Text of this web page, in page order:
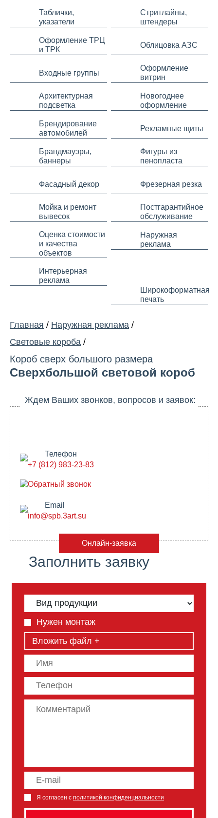
Таблички,
указатели
Стритлайны,
штендеры
Оформление ТРЦ
и ТРК
Облицовка АЗС
Входные группы
Оформление
витрин
Архитектурная
подсветка
Новогоднее
оформление
Брендирование
автомобилей
Рекламные щиты
Брандмауэры,
баннеры
Фигуры из
пенопласта
Фасадный декор Фрезерная резка
Мойка и ремонт
вывесок
Постгарантийное
обслуживание
Оценка стоимости
и качества
объектов
Наружная
реклама
Интерьерная
реклама
Широкоформатная
печать
Главная / Наружная реклама /
Световые короба /
Короб сверх большого размера
Сверхбольшой световой короб
Ждем Ваших звонков, вопросов и заявок:
Телефон
+7 (812) 983-23-83
Обратный звонок
Email
info@spb.3art.su
Онлайн-заявка
Заполнить заявку
Нужен монтаж
Вложить файл +
Я согласен с политикой конфиденциальности